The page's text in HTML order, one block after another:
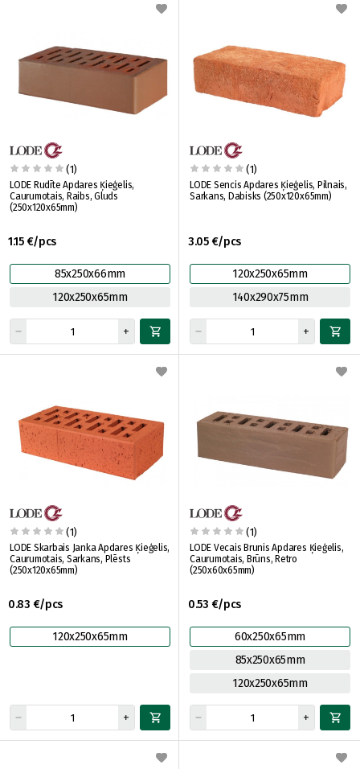
(1)
LODE Rudīte Apdares Ķieģelis,
Caurumotais, Raibs, Gluds
(250x120x65mm)
1.15 €/pcs
85x250x66mm
120x250x65mm
(1)
LODE Sencis Apdares Ķieģelis, Pilnais,
Sarkans, Dabisks (250x120x65mm)
3.05 €/pcs
120x250x65mm
140x290x75mm
(1)
LODE Skarbais Janka Apdares Ķieģelis,
Caurumotais, Sarkans, Plēsts
(250x120x65mm)
0.83 €/pcs
120x250x65mm
(1)
LODE Vecais Brunis Apdares Ķieģelis,
Caurumotais, Brūns, Retro
(250x60x65mm)
0.53 €/pcs
60x250x65mm
85x250x65mm
120x250x65mm